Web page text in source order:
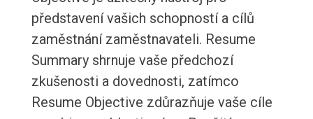
představení vašich schopností a cílů
zaměstnání zaměstnavateli. Resume
Summary shrnuje vaše předchozí
zkušenosti a dovednosti, zatímco
Resume Objective zdůrazňuje vaše cíle